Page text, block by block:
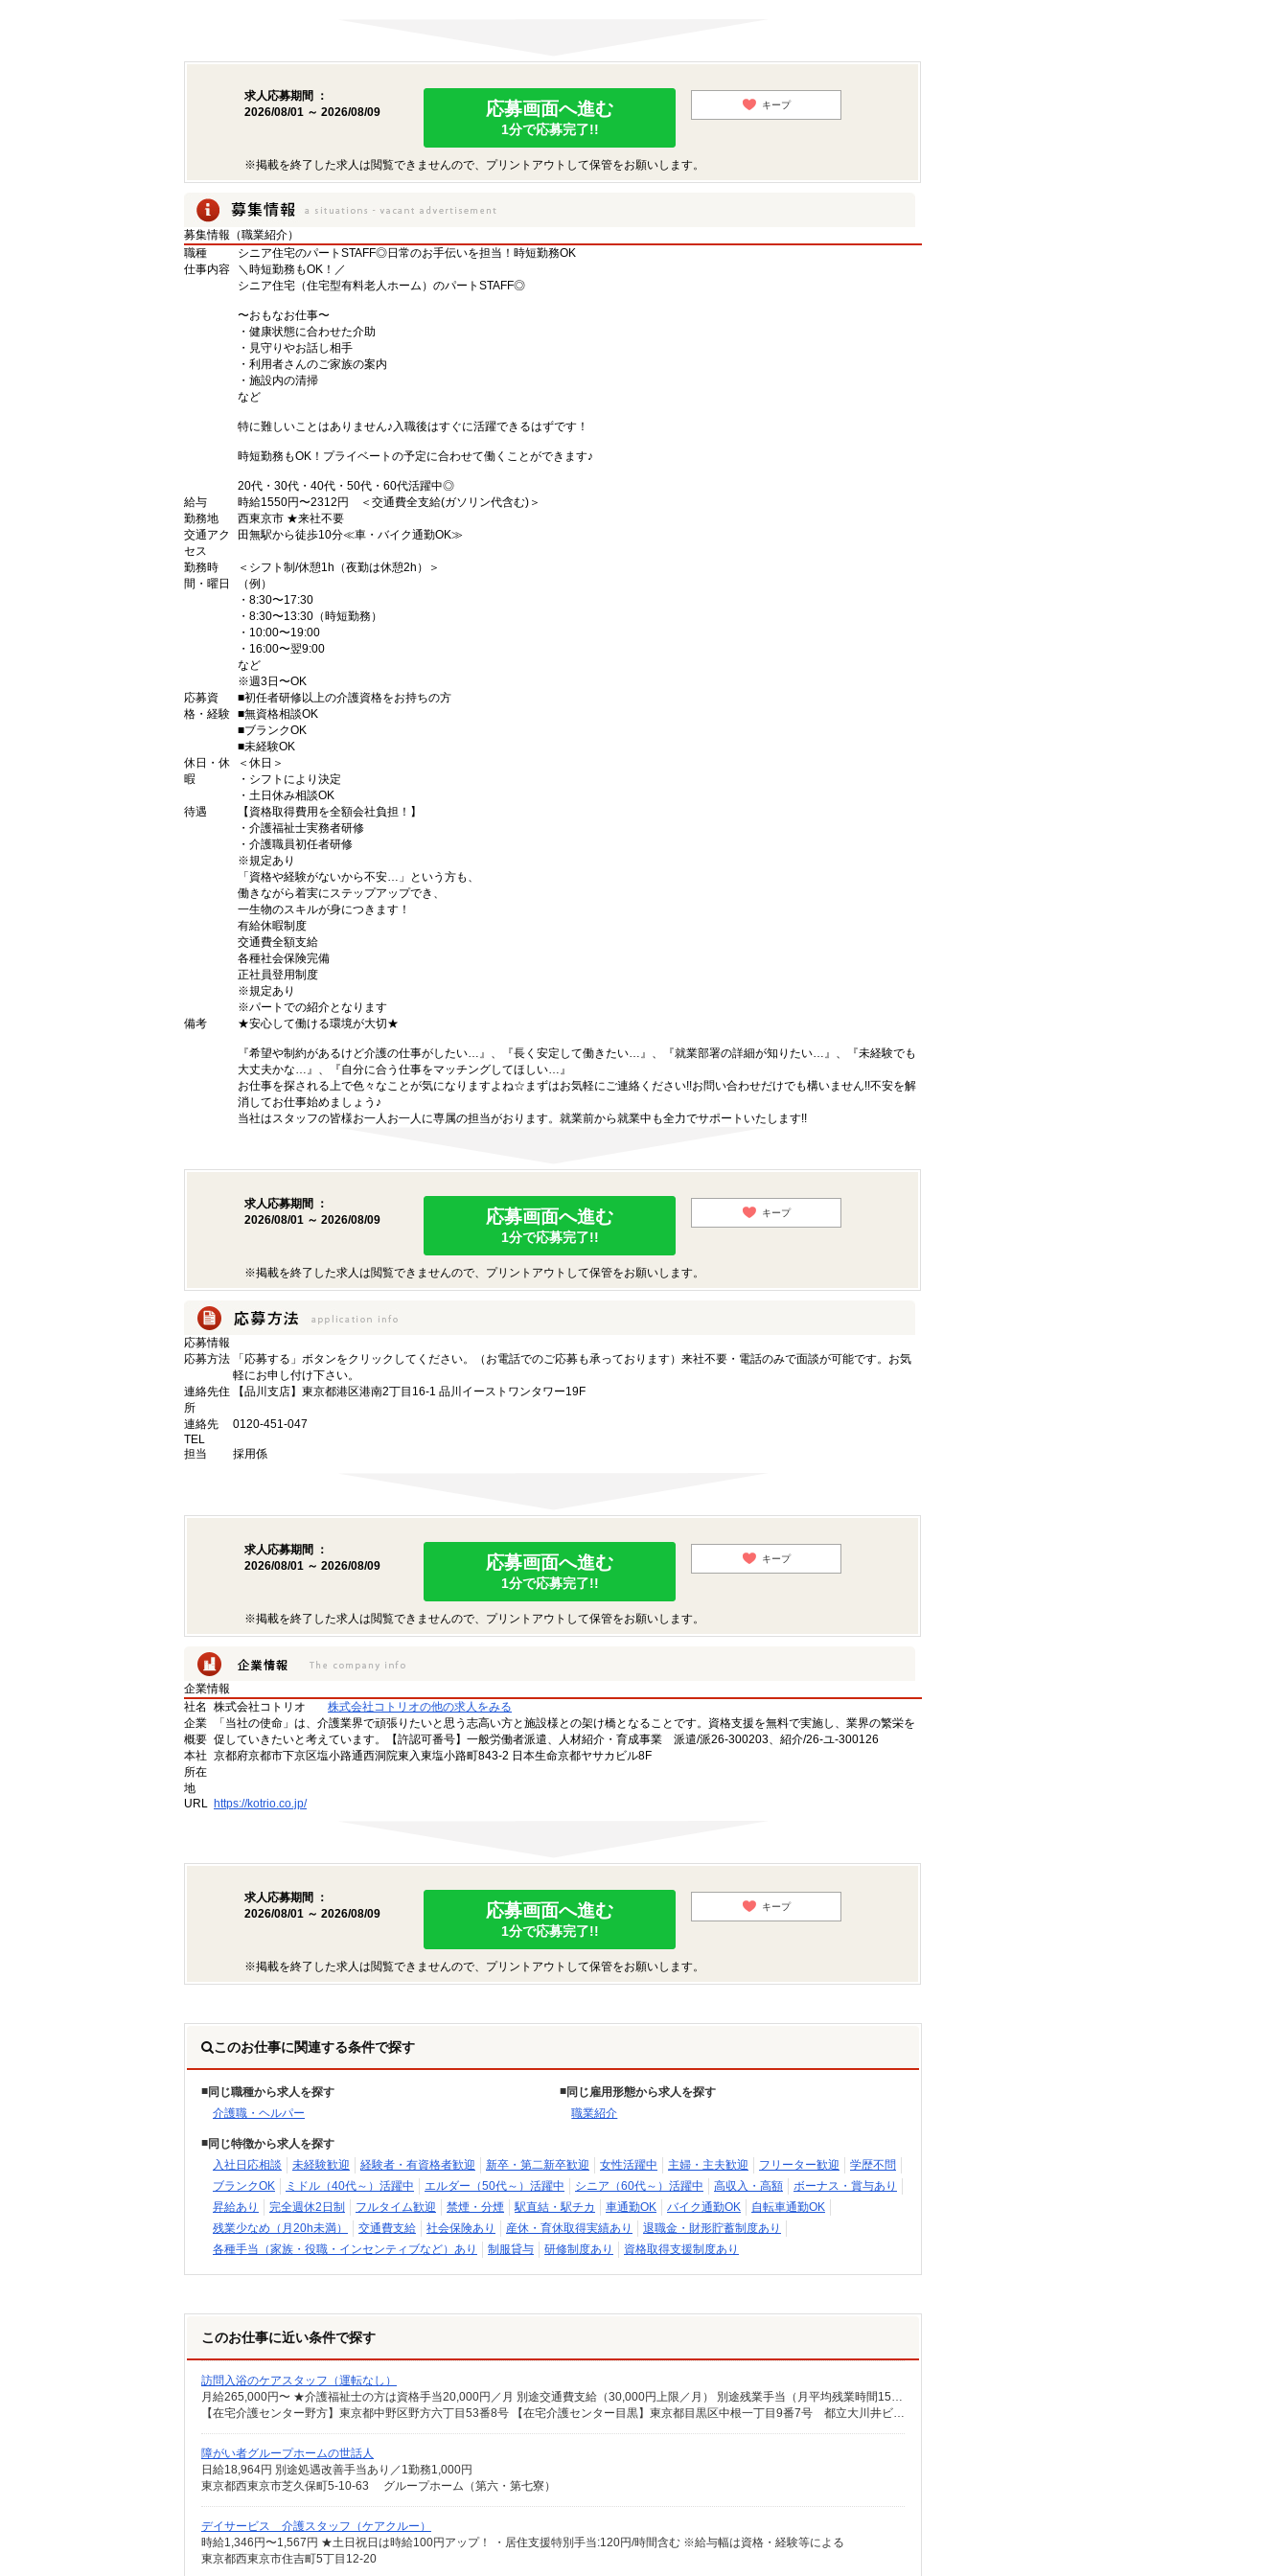
求人応募期間 ：
2026/08/01 ～ 2026/08/09
応募画面へ進む
1分で応募完了!!
キープ
※掲載を終了した求人は閲覧できませんので、プリントアウトして保管をお願いします。
募集情報（職業紹介）
職種
シニア住宅のパートSTAFF◎日常のお手伝いを担当！時短勤務OK
仕事内容
＼時短勤務もOK！／
シニア住宅（住宅型有料老人ホーム）のパートSTAFF◎
〜おもなお仕事〜
・健康状態に合わせた介助
・見守りやお話し相手
・利用者さんのご家族の案内
・施設内の清掃
など
特に難しいことはありません♪入職後はすぐに活躍できるはずです！
時短勤務もOK！プライベートの予定に合わせて働くことができます♪
20代・30代・40代・50代・60代活躍中◎
給与
時給1550円〜2312円 ＜交通費全支給(ガソリン代含む)＞
勤務地
西東京市 ★来社不要
交通アク
セス
田無駅から徒歩10分≪車・バイク通勤OK≫
勤務時
間・曜日
＜シフト制/休憩1h（夜勤は休憩2h）＞
（例）
・8:30〜17:30
・8:30〜13:30（時短勤務）
・10:00〜19:00
・16:00〜翌9:00
など
※週3日〜OK
応募資
格・経験
■初任者研修以上の介護資格をお持ちの方
■無資格相談OK
■ブランクOK
■未経験OK
休日・休
暇
＜休日＞
・シフトにより決定
・土日休み相談OK
待遇
【資格取得費用を全額会社負担！】
・介護福祉士実務者研修
・介護職員初任者研修
※規定あり
「資格や経験がないから不安…」という方も、
働きながら着実にステップアップでき、
一生物のスキルが身につきます！
有給休暇制度
交通費全額支給
各種社会保険完備
正社員登用制度
※規定あり
※パートでの紹介となります
備考
★安心して働ける環境が大切★
『希望や制約があるけど介護の仕事がしたい…』、『長く安定して働きたい…』、『就業部署の詳細が知りたい…』、『未経験でも
大丈夫かな…』、『自分に合う仕事をマッチングしてほしい…』
お仕事を探される上で色々なことが気になりますよね☆まずはお気軽にご連絡ください!!お問い合わせだけでも構いません!!不安を解
消してお仕事始めましょう♪
当社はスタッフの皆様お一人お一人に専属の担当がおります。就業前から就業中も全力でサポートいたします!!
求人応募期間 ：
2026/08/01 ～ 2026/08/09
応募画面へ進む
1分で応募完了!!
キープ
※掲載を終了した求人は閲覧できませんので、プリントアウトして保管をお願いします。
応募情報
応募方法
「応募する」ボタンをクリックしてください。（お電話でのご応募も承っております）来社不要・電話のみで面談が可能です。お気
軽にお申し付け下さい。
連絡先住
所
【品川支店】東京都港区港南2丁目16-1 品川イーストワンタワー19F
連絡先
TEL
0120-451-047
担当 採用係
求人応募期間 ：
2026/08/01 ～ 2026/08/09
応募画面へ進む
1分で応募完了!!
キープ
※掲載を終了した求人は閲覧できませんので、プリントアウトして保管をお願いします。
企業情報
社名
株式会社コトリオ
株式会社コトリオの他の求人をみる
企業
概要
「当社の使命」は、介護業界で頑張りたいと思う志高い方と施設様との架け橋となることです。資格支援を無料で実施し、業界の繁栄を
促していきたいと考えています。【許認可番号】一般労働者派遣、人材紹介・育成事業 派遣/派26-300203、紹介/26-ユ-300126
本社
所在
地
京都府京都市下京区塩小路通西洞院東入東塩小路町843-2 日本生命京都ヤサカビル8F
URL https://kotrio.co.jp/
求人応募期間 ：
2026/08/01 ～ 2026/08/09
応募画面へ進む
1分で応募完了!!
キープ
※掲載を終了した求人は閲覧できませんので、プリントアウトして保管をお願いします。
このお仕事に関連する条件で探す
同じ職種から求人を探す
介護職・ヘルパー
同じ雇用形態から求人を探す
職業紹介
同じ特徴から求人を探す
入社日応相談
未経験歓迎 経験者・有資格者歓迎 新卒・第二新卒歓迎 女性活躍中 主婦・主夫歓迎 フリーター歓迎
学歴不問
ブランクOK
ミドル（40代～）活躍中 エルダー（50代～）活躍中 シニア（60代～）活躍中 高収入・高額
ボーナス・賞与あり
昇給あり
完全週休2日制 フルタイム歓迎 禁煙・分煙 駅直結・駅チカ 車通勤OK バイク通勤OK
自転車通勤OK
残業少なめ（月20h未満）
交通費支給 社会保険あり 産休・育休取得実績あり
退職金・財形貯蓄制度あり
各種手当（家族・役職・インセンティブなど）あり
制服貸与 研修制度あり 資格取得支援制度あり
このお仕事に近い条件で探す
訪問入浴のケアスタッフ（運転なし）
月給265,000円〜 ★介護福祉士の方は資格手当20,000円／月 別途交通費支給（30,000円上限／月） 別途残業手当（月平均残業時間15時間）残業代全額支給
【在宅介護センター野方】東京都中野区野方六丁目53番8号 【在宅介護センター目黒】東京都目黒区中根一丁目9番7号 都立大川井ビル101号室 【在宅介護センター小岩】東京都江戸川区西小岩四丁目14-6 メゾン司1階1F号室 【在宅介護センター西東京】東京都西東京市西原町一丁目4-6 サンハイツ101号室 【在宅介護センター石神井】東京都練馬区石神井町三丁目18-4 ユービル102号 【在宅介護センター大田】東京都大田区蒲田二丁目19-8
障がい者グループホームの世話人
日給18,964円 別途処遇改善手当あり／1勤務1,000円
東京都西東京市芝久保町5-10-63 グループホーム（第六・第七寮）
デイサービス 介護スタッフ（ケアクルー）
時給1,346円〜1,567円 ★土日祝日は時給100円アップ！ ・居住支援特別手当:120円/時間含む ※給与幅は資格・経験等による
東京都西東京市住吉町5丁目12-20